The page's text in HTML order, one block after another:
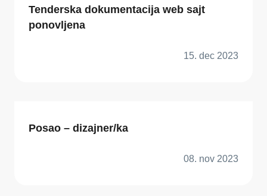
Tenderska dokumentacija web sajt
ponovljena
15. dec 2023
Posao – dizajner/ka
08. nov 2023